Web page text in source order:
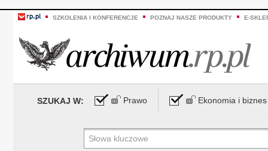
SZKOLENIA I KONFERENCJE POZNAJ NASZE PRODUKTY E-
SZUKAJ W: Prawo Ekonomia i biznes